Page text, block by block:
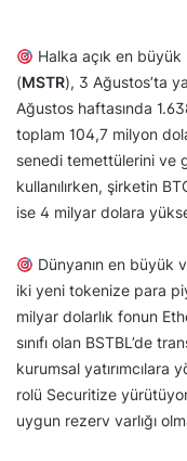
Halka açık en
(MSTR), 3 Ağustos’ta
Ağustos haftasında
toplam 104,7 milyon
senedi temettülerini ve
kullanılırken, şirketin
ise 4 milyar dolara
Dünyanın en büyük
iki yeni tokenize para
milyar dolarlık fonun
sınıfı olan BSTBL’de
kurumsal yatırımcılara
rolü Securitize
uygun rezerv varlığı